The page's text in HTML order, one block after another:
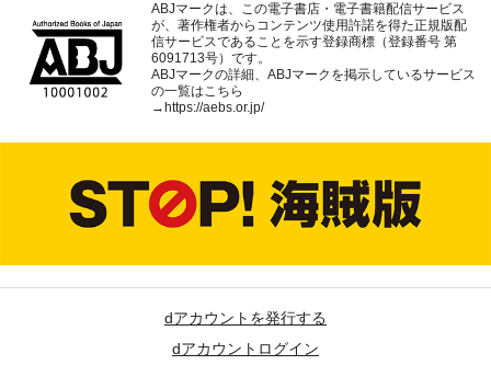
ABJマークは、この電子書店・電子書籍配信サービス
が、著作権者からコンテンツ使用許諾を得た正規版配
信サービスであることを示す登録商標（登録番号 第
6091713号）です。
ABJマークの詳細、ABJマークを掲示しているサービス
の一覧はこちら
→ https://aebs.or.jp/
dアカウントを発行する
dアカウントログイン